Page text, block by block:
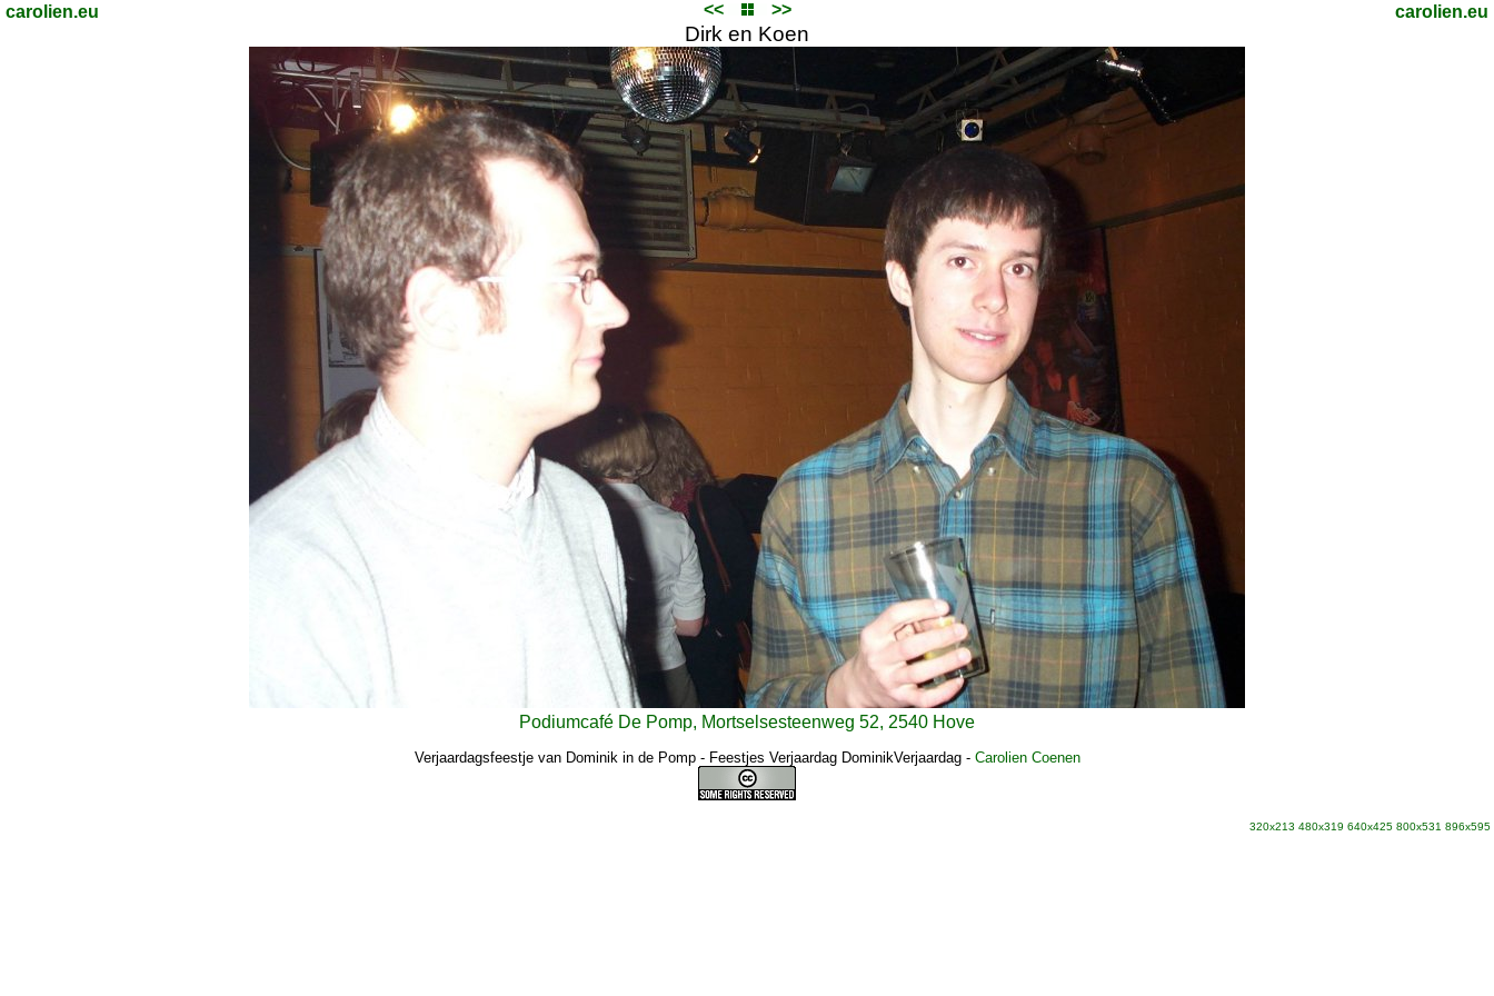
carolien.eu << >> carolien.eu
Dirk en Koen
Podiumcafé De Pomp, Mortselsesteenweg 52, 2540 Hove
Verjaardagsfeestje van Dominik in de Pomp - Feestjes Verjaardag DominikVerjaardag- Carolien Coenen
320x213 480x319 640x425 800x531 896x595